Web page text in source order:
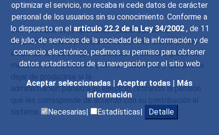
optimizar el servicio, no recaba ni cede datos de carácter
personal de los usuarios sin su conocimiento. Conforme a
lo dispuesto en elartículo 22.2 de la Ley 34/2002 , de 11
de julio, de servicios de la sociedad de la información y de
comercio electrónico, pedimos su permiso para obtener
datos estadísticos de su navegación por el sitio web
Aceptar seleccionadas | Aceptar todas | Más
información
Necesarias|
Estadísticas| Detalle
Una actividad cuya aportación social puede ser
altamente valiosa precisamente por formularse en una
etapa de la vida en que se alcanza un elevado grado de
madurez, de experiencia y de conocimiento, y que puede
dejar de producirse si la
administración penaliza su ejercicio, retirando la pensión
que les corresponde de acuerdo con su contribución al
sistema.